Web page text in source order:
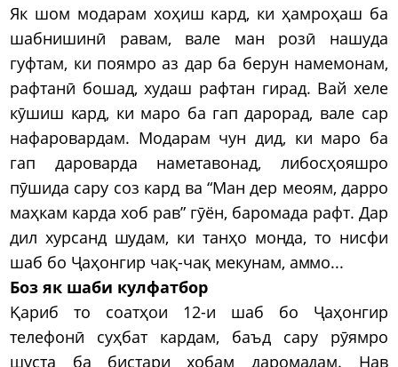
Як шом модарам хоҳиш кард, ки ҳамроҳаш ба
шабнишинӣ равам, вале ман розӣ нашуда
гуфтам, ки поямро аз дар ба берун намемонам,
рафтанӣ бошад, худаш рафтан гирад. Вай хеле
кӯшиш кард, ки маро ба гап дарорад, вале сар
нафаровардам. Модарам чун дид, ки маро ба
гап дароварда наметавонад, либосҳояшро
пӯшида сару соз кард ва “Ман дер меоям, дарро
маҳкам карда хоб рав” гӯён, баромада рафт. Дар
дил хурсанд шудам, ки танҳо монда, то нисфи
шаб бо Ҷаҳонгир чақ-чақ мекунам, аммо...
Боз як шаби кулфатбор
Қариб то соатҳои 12-и шаб бо Ҷаҳонгир
телефонӣ суҳбат кардам, баъд сару рӯямро
шуста ба бистари хобам даромадам. Нав